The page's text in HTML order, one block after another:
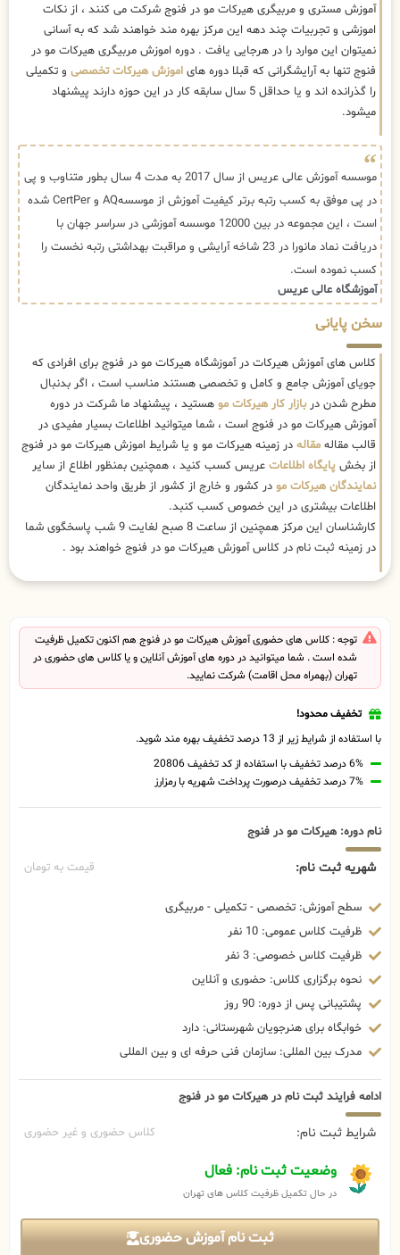
آموزش مستری و مربیگری هیرکات مو در فنوج شرکت می کنند ، از نکات
اموزشی و تجربیات چند دهه این مرکز بهره مند خواهند شد که به آسانی
نمیتوان این موارد را در هرجایی یافت . دوره اموزش مربیگری هیرکات مو در
فنوج تنها به آرایشگرانی که قبلا دوره های اموزش هیرکات تخصصی و تکمیلی
را گذرانده اند و یا حداقل 5 سال سابقه کار در این حوزه دارند پیشنهاد
میشود.
موسسه آموزش عالی عریس از سال 2017 به مدت 4 سال بطور متناوب و پی
در پی موفق به کسب رتبه برتر کیفیت آموزش از موسسهAQ و CertPer شده
است ، این مجموعه در بین 12000 موسسه آموزشی در سراسر جهان با
دریافت نماد مانورا در 23 شاخه آرایشی و مراقبت بهداشتی رتبه نخست را
کسب نموده است.
آموزشگاه عالی عریس
سخن پایانی
کلاس های آموزش هیرکات در آموزشگاه هیرکات مو در فنوج برای افرادی که
جویای آموزش جامع و کامل و تخصصی هستند مناسب است ، اگر بدنبال
مطرح شدن دربازار کار هیرکات مو هستید ، پیشنهاد ما شرکت در دوره
آموزش هیرکات مو در فنوج است ، شما میتوانید اطلاعات بسیار مفیدی در
قالب مقاله مقاله در زمینه هیرکات مو و یا شرایط اموزش هیرکات مو در فنوج
از بخش پایگاه اطلاعات عریس کسب کنید ، همچنین بمنظور اطلاع از سایر
نمایندگان هیرکات مو در کشور و خارج از کشور از طریق واحد نمایندگان
اطلاعات بیشتری در این خصوص کسب کنبد.
کارشناسان این مرکز همچنین از ساعت 8 صبح لغایت 9 شب پاسخگوی شما
در زمینه ثبت نام در کلاس آموزش هیرکات مو در فنوج خواهند بود .
توجه : کلاس های حضوری آموزش هیرکات مو در فنوج هم اکنون تکمیل ظرفیت
شده است . شما میتوانید در دوره های آموزش آنلاین و یا کلاس های حضوری در
تهران (بهمراه محل اقامت) شرکت نمایید.
تخفیف محدود!
با استفاده از شرایط زیر از 13 درصد تخفیف بهره مند شوید.
6% درصد تخفیف با استفاده از کد تخفیف 20806
7% درصد تخفیف درصورت پرداخت شهریه با رمزارز
نام دوره: هیرکات مو در فنوج
شهریه ثبت نام: قیمت به تومان
سطح آموزش: تخصصی - تکمیلی - مربیگری
ظرفیت کلاس عمومی: 10 نفر
ظرفیت کلاس خصوصی: 3 نفر
نحوه برگزاری کلاس: حضوری و آنلاین
پشتیبانی پس از دوره: 90 روز
خوابگاه برای هنرجویان شهرستانی: دارد
مدرک بین المللی: سازمان فنی حرفه ای و بین المللی
ادامه فرایند ثبت نام در هیرکات مو در فنوج
شرایط ثبت نام: کلاس حضوری و غیر حضوری
وضعیت ثبت نام: فعال
در حال تکمیل ظرفیت کلاس های تهران
ثبت نام آموزش حضوری